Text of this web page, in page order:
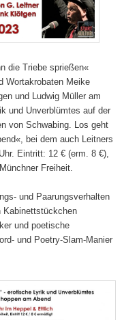
die Triebe sprießen«
Wortakrobaten Meike
und Ludwig Müller am
und Unverblümtes auf der
von Schwabing. Los geht
bei dem auch Leitners
Eintritt: 12 € (erm. 8 €),
Freiheit.
und Paarungsverhalten
Kabinettstückchen
und poetische
und Poetry-Slam-Manier